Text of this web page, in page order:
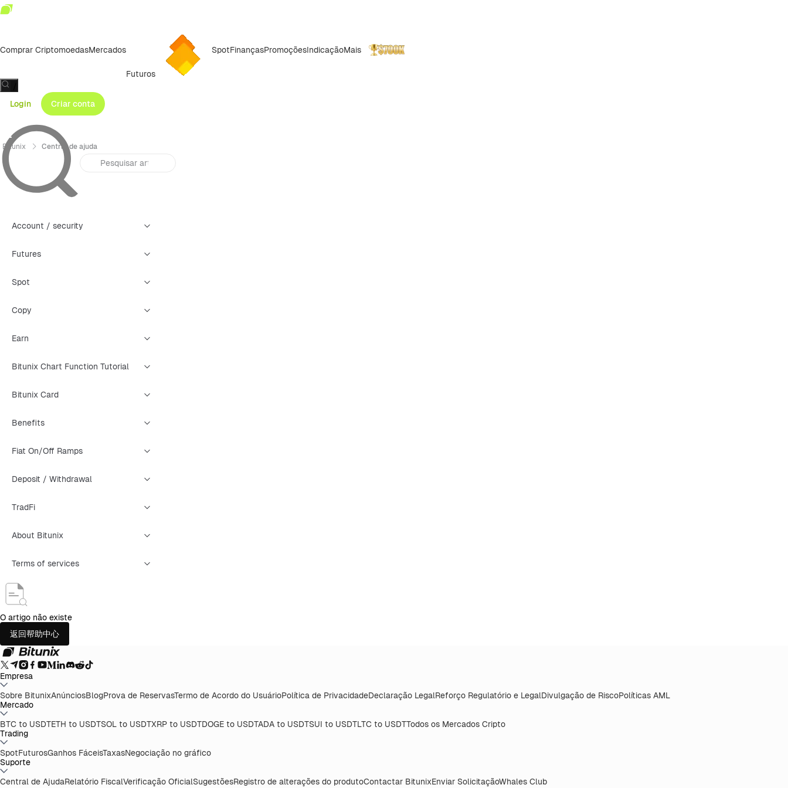
Comprar CriptomoedasMercados
Futuros
SpotFinançasPromoçõesIndicaçãoMais
Login
Criar conta
Bitunix Central de ajuda
Account / security
Futures
Spot
Copy
Earn
Bitunix Chart Function Tutorial
Bitunix Card
Benefits
Fiat On/Off Ramps
Deposit / Withdrawal
TradFi
About Bitunix
Terms of services
O artigo não existe
返回帮助中心
Empresa
Sobre BitunixAnúnciosBlogProva de ReservasTermo de Acordo do UsuárioPolítica de PrivacidadeDeclaração LegalReforço Regulatório e LegalDivulgação de RiscoPolíticas AML
Mercado
BTC to USDTETH to USDTSOL to USDTXRP to USDTDOGE to USDTADA to USDTSUI to USDTLTC to USDTTodos os Mercados Cripto
Trading
SpotFuturosGanhos FáceisTaxasNegociação no gráfico
Suporte
Central de AjudaRelatório FiscalVerificação OficialSugestõesRegistro de alterações do produtoContactar BitunixEnviar SolicitaçãoWhales Club